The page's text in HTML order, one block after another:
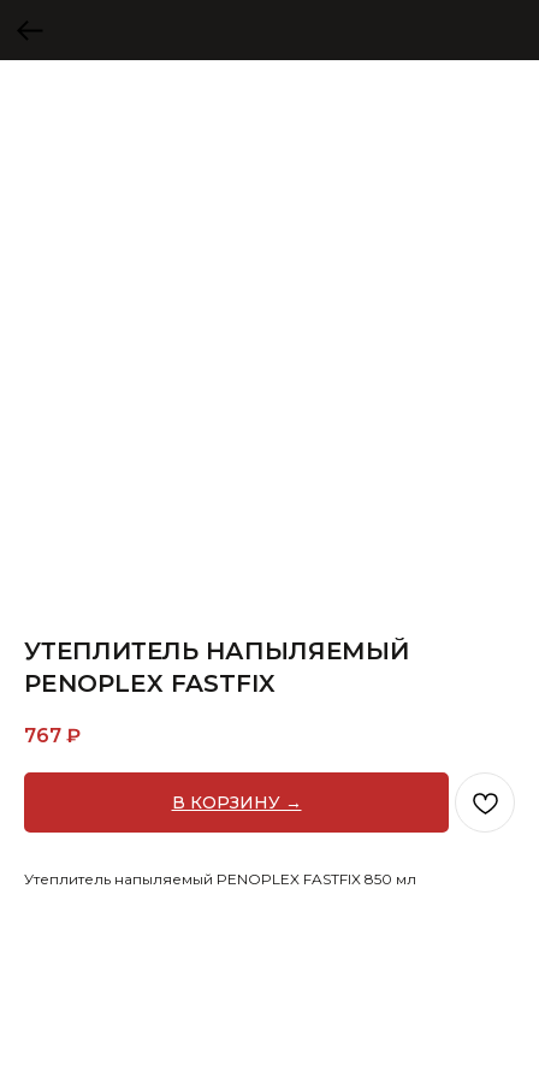
УТЕПЛИТЕЛЬ НАПЫЛЯЕМЫЙ
PENOPLEX FASTFIX
767 ₽
В КОРЗИНУ →
Утеплитель напыляемый PENOPLEX FASTFIX 850 мл